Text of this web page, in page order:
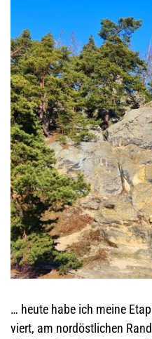
Bild
… heute habe ich meine
viert, am nord­öst­li­chen